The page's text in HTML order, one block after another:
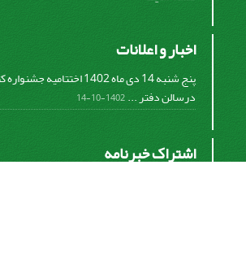
اخبار و اعلانات
پنج شنبه 14 دی ماه 1402
درسالن دفتر ...1402-10-14
اشتراک خبرنامه